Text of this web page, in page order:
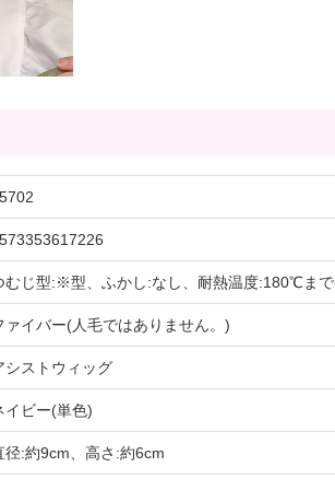
むじ型:※型、ふかし:なし、耐熱温度:180℃ま
ァイバー(人毛ではありません。)
シストウィッグ
イビー(単色)
径:約9cm、高さ:約6cm